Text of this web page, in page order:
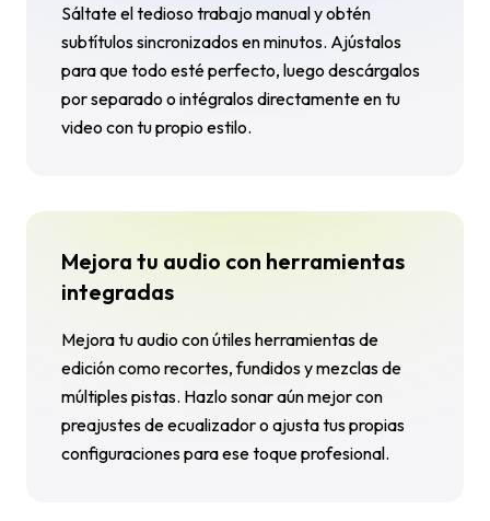
Sáltate el tedioso trabajo manual y obtén
subtítulos sincronizados en minutos. Ajústalos
para que todo esté perfecto, luego descárgalos
por separado o intégralos directamente en tu
video con tu propio estilo.
Mejora tu audio con herramientas
integradas
Mejora tu audio con útiles herramientas de
edición como recortes, fundidos y mezclas de
múltiples pistas. Hazlo sonar aún mejor con
preajustes de ecualizador o ajusta tus propias
configuraciones para ese toque profesional.